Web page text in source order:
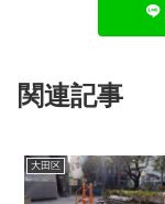
関連記事
大田区